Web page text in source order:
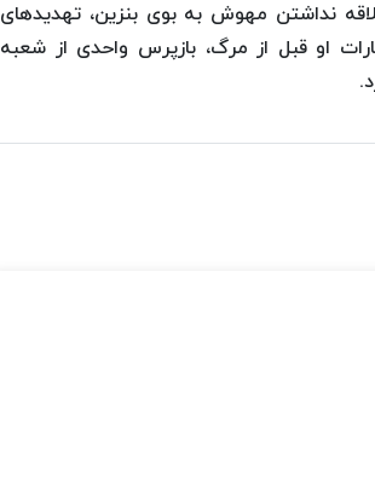
نداشتن مهوش به بوی بنزین، تهدیدهای
او قبل از مرگ، بازپرس واحدی از شعبه